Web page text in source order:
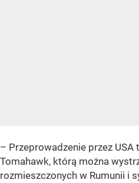
– Przeprowadzenie przez
Tomahawk, którą można
rozmieszczonych w Rumunii i